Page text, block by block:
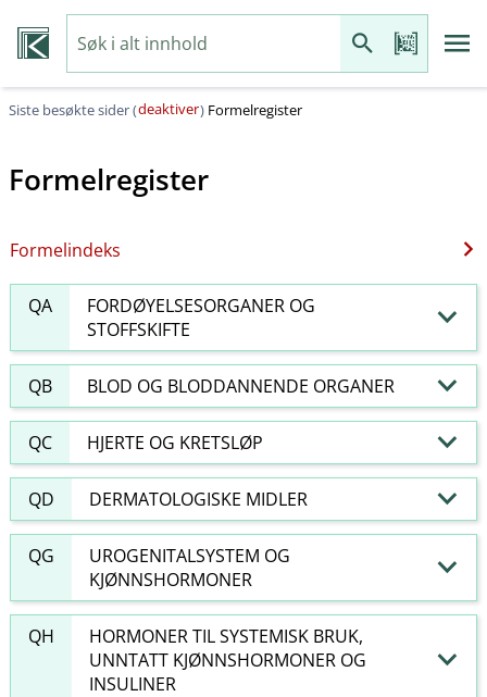
Siste besøkte sider (deaktiver) Formelregister
Formelregister
Formelindeks
QA
FORDØYELSESORGANER OG
STOFFSKIFTE
QB BLOD OG BLODDANNENDE ORGANER
QC HJERTE OG KRETSLØP
QD DERMATOLOGISKE MIDLER
QG
UROGENITALSYSTEM OG
KJØNNSHORMONER
QH
HORMONER TIL SYSTEMISK BRUK,
UNNTATT KJØNNSHORMONER OG
INSULINER